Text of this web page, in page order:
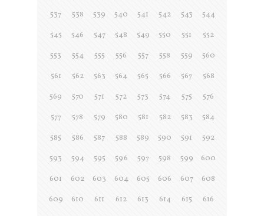
537
538 539 540 541 542 543
544
545
546 547 548 549 550 551
552
553
554 555 556 557 558 559
560
561
562 563 564 565 566 567
568
569
570 571 572 573 574 575
576
577
578 579 580 581 582 583
584
585
586 587 588 589 590 591
592
593
594 595 596 597 598 599
600
601
602 603 604 605 606 607
608
609
610 611 612 613 614 615
616